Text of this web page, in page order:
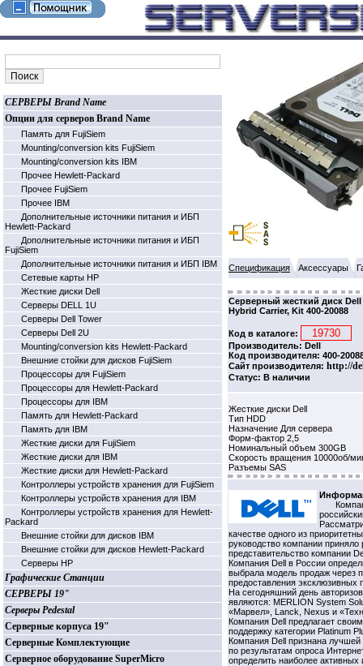
СЕРВЕРЫ Brand Name
Опции для серверов Brand Name
Память для FujiSiem
Mounting/conversion kits FujiSiem
Mounting/conversion kits IBM
Прочее Hewlett-Packard
Прочее FujiSiem
Прочее IBM
Дополнительные источники питания и ИБП
Hewlett-Packard
Дополнительные источники питания и ИБП
FujiSiem
Дополнительные источники питания и ИБП IBM
Cетевые карты HP
Жесткие диски Dell
Серверы DELL 1U
Серверы Dell Tower
Серверы Dell 2U
Mounting/conversion kits Hewlett-Packard
Внешние стойки для дисков FujiSiem
Процессоры для FujiSiem
Процессоры для Hewlett-Packard
Процессоры для IBM
Память для Hewlett-Packard
Память для IBM
Жесткие диски для FujiSiem
Жесткие диски для IBM
Жесткие диски для Hewlett-Packard
Контроллеры устройств хранения для FujiSiem
Контроллеры устройств хранения для IBM
Контроллеры устройств хранения для Hewlett-
Packard
Внешние стойки для дисков IBM
Внешние стойки для дисков Hewlett-Packard
Серверы HP
Графические Станции
СЕРВЕРЫ 19"
Серверы Pedestal
Серверные корпуса 19"
Серверные Комплектующие
Серверное оборудование SuperMicro
Спецификация Аксессуары
Серверный жесткий диск Dell
Hybrid Carrier, Kit 400-20088
Код в каталоге:
Производитель: Dell
Код производителя: 400-
Сайт производителя: http://
Статус: В наличии
Жесткие диски Dell
Тип HDD
Назначение Для сервера
Форм-фактор 2,5
Номинальный объем 300GB
Скорость вращения 10000об/
Разъемы SAS
качестве одного из
руководство компании
представительство компании
Компания Dell в России
выбрала модель продаж через
предоставления эксклюзивных
На сегодняшний день
являются: MERLION System
«Марвел», Lanck, Nexus и
Компания Dell предлагает
поддержку категории Platinum
Компания Dell признана
по результатам опроса
определить наиболее активных